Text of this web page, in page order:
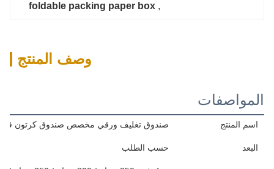
,
foldable packing paper box
وصف المنتج
المواصفات
اسم المنتج صندوق تغليف ورقي مخصص صندوق كرتون
البعد حسب الطلب